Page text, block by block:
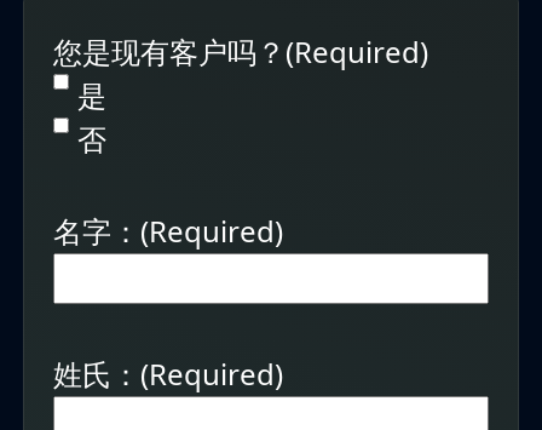
您是现有客户吗？ (Required)
是
否
名字： (Required)
姓氏： (Required)